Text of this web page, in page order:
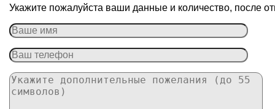
Укажите пожалуйста ваши данные и количество, после